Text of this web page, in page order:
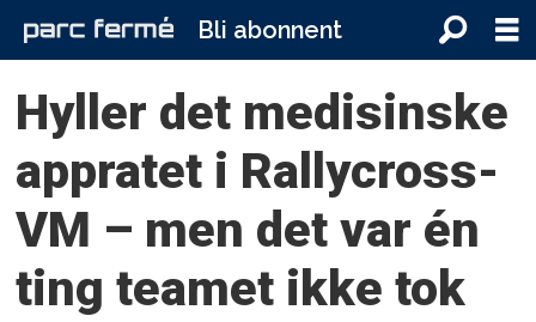
Bli abonnent
Hyller det medisinske
appratet i Rallycross-
VM – men det var én
ting teamet ikke tok